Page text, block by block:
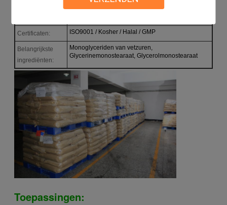
Certificaten: ISO9001 / Kosher / Halal / GMP
Belangrijkste
ingrediënten:
Monoglyceriden van vetzuren,
Glycerinemonostearaat, Glycerolmonostearaat
Toepassingen: